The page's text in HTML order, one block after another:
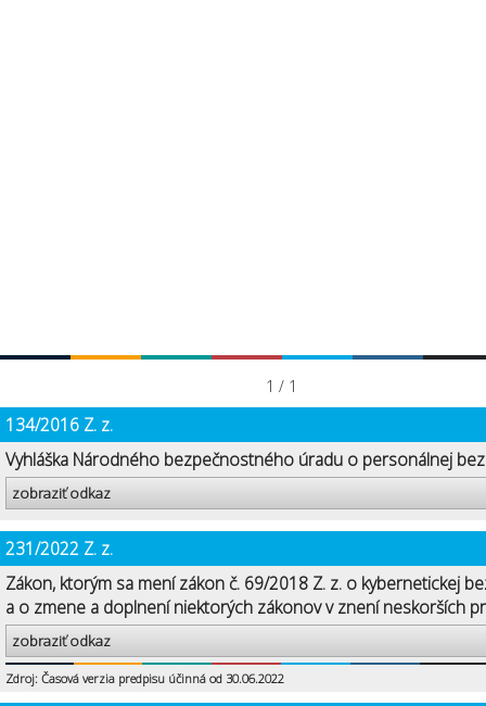
1 / 1
134/2016 Z. z.
Vyhláška Národného bezpečnostného úradu o personálnej
zobraziť odkaz
231/2022 Z. z.
Zákon, ktorým sa mení zákon č. 69/2018 Z. z. o kybernetickej
a o zmene a doplnení niektorých zákonov v znení neskorších
zobraziť odkaz
Zdroj: Časová verzia predpisu účinná od 30.06.2022